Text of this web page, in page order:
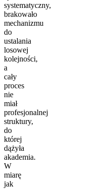
systematyczny,
brakowało
mechanizmu
do
ustalania
losowej
kolejności,
a
cały
proces
nie
miał
profesjonalnej
struktury,
do
której
dążyła
akademia.
W
miarę
jak